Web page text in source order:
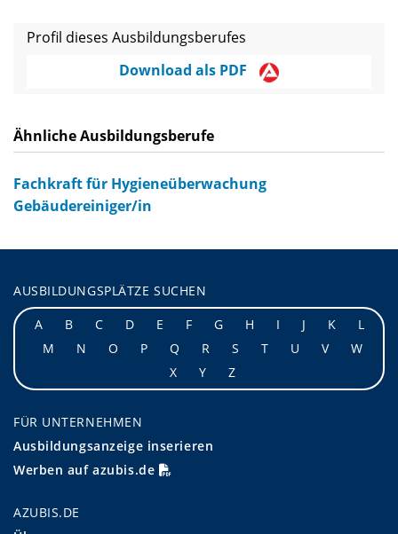
Profil dieses Ausbildungsberufes
Download als PDF
Ähnliche Ausbildungsberufe
Fachkraft für Hygieneüberwachung
Gebäudereiniger/in
AUSBILDUNGSPLÄTZE SUCHEN
A
B C D E F G H I J K
L
M
N O P Q R S T U V
W
X
Y Z
FÜR UNTERNEHMEN
Ausbildungsanzeige inserieren
Werben auf azubis.de
AZUBIS.DE